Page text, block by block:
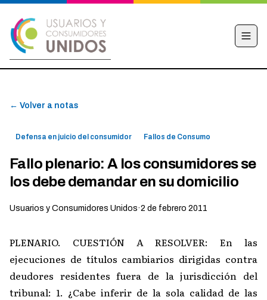
CAMPAÑA
HACÉ TU DENUNCIA
← Volver a notas
Defensa en juicio del consumidor Fallos de Consumo
Fallo plenario: A los consumidores se
los debe demandar en su domicilio
Usuarios y Consumidores Unidos·2 de febrero 2011
PLENARIO. CUESTIÓN A RESOLVER: En las
ejecuciones de títulos cambiarios dirigidas contra
deudores residentes fuera de la jurisdicción del
tribunal: 1. ¿Cabe inferir de la sola calidad de las